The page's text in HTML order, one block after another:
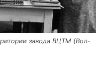
заво­да ВЦТМ (Вол­